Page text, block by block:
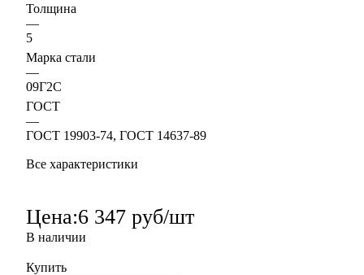
Толщина
—
5
Марка стали
—
09Г2С
ГОСТ
—
ГОСТ 19903-74, ГОСТ 14637-89
Все характеристики
Цена:6 347 руб/шт
В наличии
Купить